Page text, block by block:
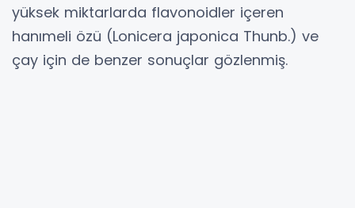
yüksek miktarlarda flavonoidler içeren
hanımeli özü (Lonicera japonica Thunb.) ve
çay için de benzer sonuçlar gözlenmiş.